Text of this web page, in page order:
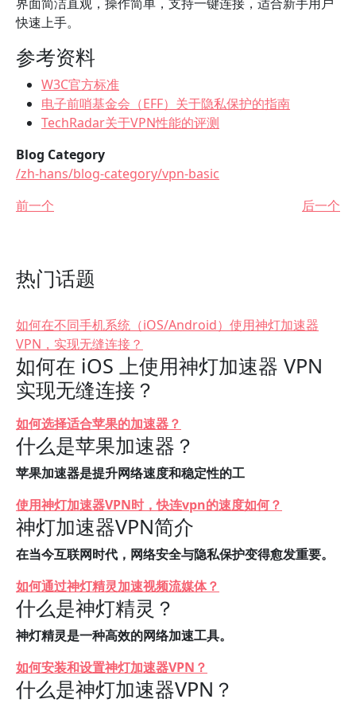
快速上手。
参考资料
W3C官方标准
电子前哨基金会（EFF）关于隐私保护的指南
TechRadar关于VPN性能的评测
Blog Category
/zh-hans/blog-category/vpn-basic
前一个
后一个
热门话题
如何在不同手机系统（iOS/Android）使用神灯加速器
VPN，实现无缝连接？
如何在 iOS 上使用神灯加速器 VPN
实现无缝连接？
如何选择适合苹果的加速器？
什么是苹果加速器？
苹果加速器是提升网络速度和稳定性的工
使用神灯加速器VPN时，快连vpn的速度如何？
神灯加速器VPN简介
在当今互联网时代，网络安全与隐私保护变得愈发重要。
如何通过神灯精灵加速视频流媒体？
什么是神灯精灵？
神灯精灵是一种高效的网络加速工具。
如何安装和设置神灯加速器VPN？
什么是神灯加速器VPN？